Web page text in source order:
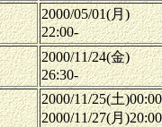
2000/05/01(月)
22:00-
2000/11/24(金)
26:30-
2000/11/25(土
2000/11/27(月